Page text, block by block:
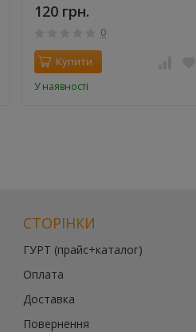
120 грн.
0
Купити
У наявності
СТОРІНКИ
ГУРТ (прайс+каталог)
Оплата
Доставка
Повернення